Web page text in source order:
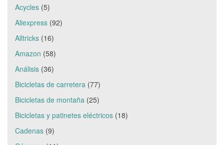
Acycles (5)
Aliexpress (92)
Alltricks (16)
Amazon (58)
Análisis (36)
Bicicletas de carretera (77)
Bicicletas de montaña (25)
Bicicletas y patinetes eléctricos (18)
Cadenas (9)